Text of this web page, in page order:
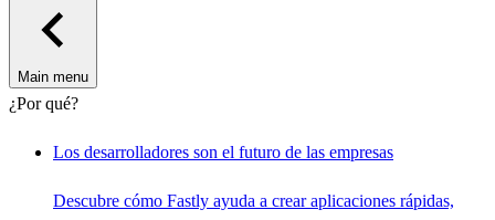
Main menu
¿Por qué?
Los desarrolladores son el futuro de las empresas
Descubre cómo Fastly ayuda a crear aplicaciones rápidas,